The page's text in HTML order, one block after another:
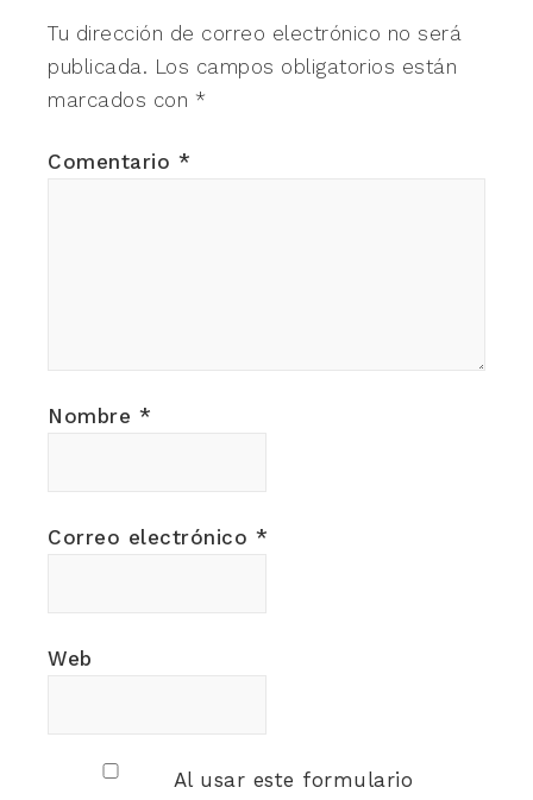
Tu dirección de correo electrónico no será
publicada. Los campos obligatorios están
marcados con *
Comentario *
Nombre *
Correo electrónico *
Web
Al usar este formulario